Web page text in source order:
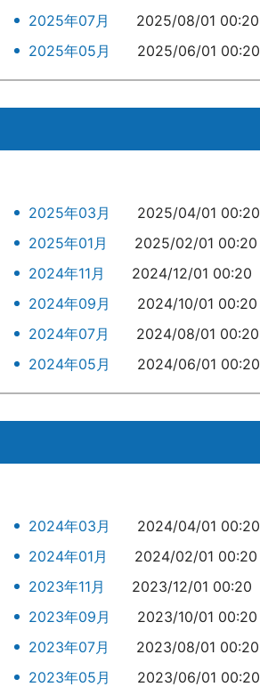
2025年07月
2025/08/01 00:20
2025年05月
2025/06/01 00:20
2025年03月 2025/04/01 00:20
2025年01月
2025/02/01 00:20
2024年11月
2024/12/01 00:20
2024年09月
2024/10/01 00:20
2024年07月
2024/08/01 00:20
2024年05月
2024/06/01 00:20
2024年03月 2024/04/01 00:20
2024年01月
2024/02/01 00:20
2023年11月
2023/12/01 00:20
2023年09月
2023/10/01 00:20
2023年07月
2023/08/01 00:20
2023年05月
2023/06/01 00:20